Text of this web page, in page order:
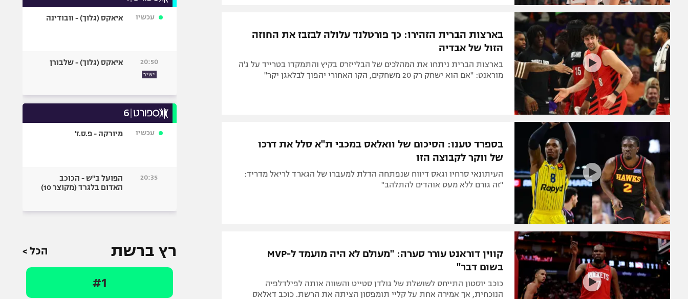
בארצות הברית הזהירו: כך פורטלנד עלולה לבזבז את החוזה
הזול של אבדיה
בארצות הברית ניתחו את המהלכים של הבלייזרס בקיץ והתמקדו בטרייד על ג'ה
מוראנט: "אם הוא ישחק רק 20 משחקים, הקו האחורי יהפוך לבלאגן יקר"
בספרד טענו: הסיכום של וואלאס במכבי ת"א סלל את דרכו
של ווקר לקבוצה הזו
העיתונאי סרחיו וגאס דיווח שנפתחה הדלת למעברו של הגארד לריאל מדריד:
"זה גורם ללא מעט אוהדים להתלהב"
קווין דוראנט עורר סערה: "מעולם לא היה מועמד ל-MVP
בשום דבר"
כוכב יוסטון התייחס לשושלת של גולדן סטייט והשווה אותה לפילדלפיה
הנוכחית, אך אמירה אחת על קליי תומפסון הציתה את הרשת. כוכב דאלאס
עכשיו איאקס (גלוך) - וובודינה
20:50
ישיר
איאקס (גלוך) - שלבורן
עכשיו מיורקה - פ.ס.ז'
20:35
הפועל ב"ש - הכוכב
האדום בלגרד (מקוצר 10)
רץ ברשת הכל >
#1